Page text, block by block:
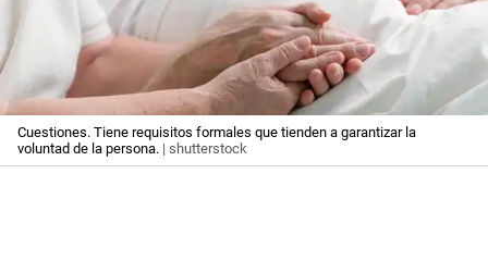
Cuestiones. Tiene requisitos formales que tienden a garantizar la
voluntad de la persona. | shutterstock